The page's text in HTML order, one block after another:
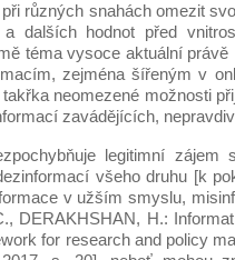
různých snahách omezit
a dalších hodnot před
téma vysoce aktuální
zejména šířeným v
neomezené možnosti
zavádějících,
legitimní zájem
všeho druhu [k
v užším smyslu,
DERAKHSHAN, H.:
for research and policy